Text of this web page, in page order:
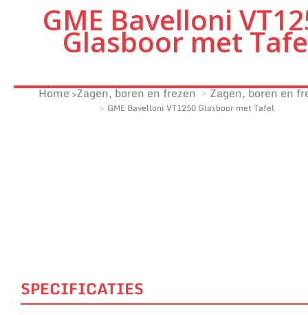
GME Bavelloni
Glasboor met
Home Zagen, boren en frezen Zagen, boren en
GME Bavelloni VT1250 Glasboor met Tafel
SPECIFICATIES